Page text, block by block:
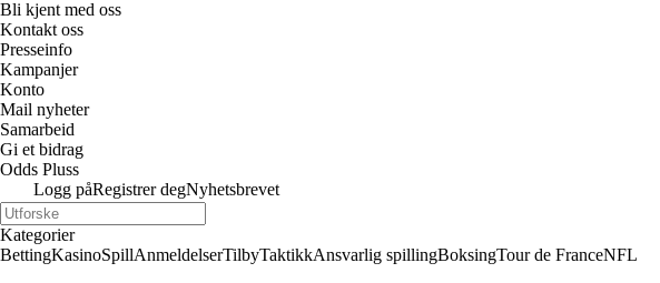
Bli kjent med oss
Kontakt oss
Presseinfo
Kampanjer
Konto
Mail nyheter
Samarbeid
Gi et bidrag
Odds Pluss
Logg påRegistrer degNyhetsbrevet
Kategorier
BettingKasinoSpillAnmeldelserTilbyTaktikkAnsvarlig spillingBoksingTour de FranceNFL